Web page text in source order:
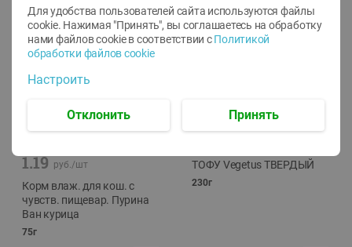
1.19 руб./шт
Корм влаж. для кош. с
чувств. пищевар. Пурина
Ван курица
75г
ТОФУ Vegetus ТВЕРДЫЙ
230г
Для удобства пользователей сайта используются файлы
cookie. Нажимая "Принять", вы соглашаетесь на обработку
нами файлов cookie в соответствии с Политикой
обработки файлов cookie
Настроить
Отклонить Принять